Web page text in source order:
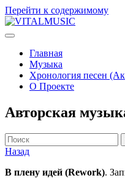
Перейти к содержимому
V
Главная
Музыка
Хронология песен
О Проекте
Авторская
Назад
В плену идей (Rework).